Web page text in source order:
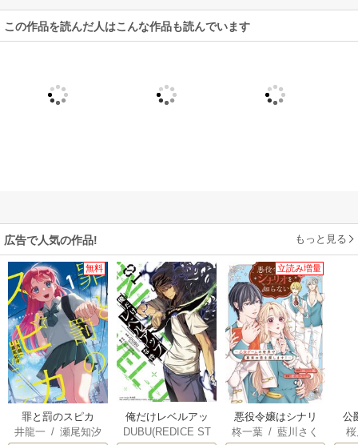
この作品を読んだ人はこんな作品も読んでいます
広告で人気の作品! もっと見る
無料
罪と罰のスピカ
井龍一 /瀬尾知汐
俺だけレベルアッ
プな件
DUBU(REDICE ST
立読み増量
悪役令嬢はシナリ
オを知らない ～乙
柊一葉 /藍川さく
公
は